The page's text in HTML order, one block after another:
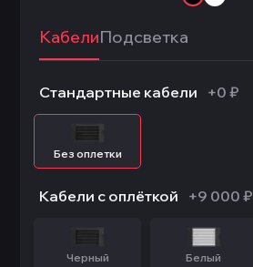
КабелиПодсветка
Стандартные кабели +0 ₽
Без оплетки
Кабели с оплёткой +9 000 ₽
Черный Белый